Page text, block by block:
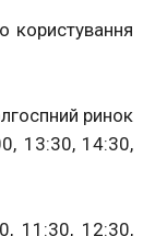
користування
ринок
13:30, 14:30,
11:30, 12:30,